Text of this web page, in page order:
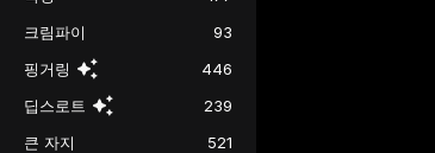
크림파이
93
핑거링
446
딥스로트
239
큰 자지
521